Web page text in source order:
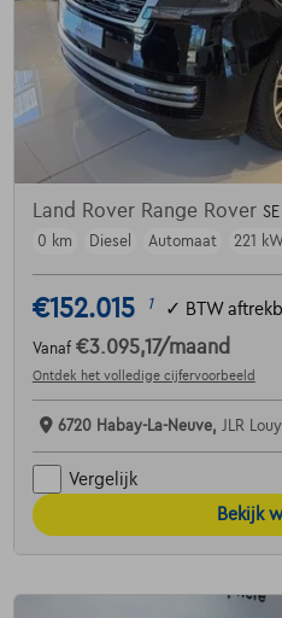
Land Rover Range Rover SE
0 km
Diesel Automaat 221
€152.015 1 ✓ BTW
Vanaf €3.095,17/maand
Ontdek het volledige cijfervoorbeeld
6720 Habay-La-Neuve, JLR
Vergelijk
Bekijk